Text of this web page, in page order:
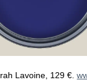
Lavoine, 129 €.